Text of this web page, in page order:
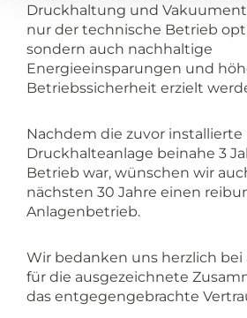
Druckhaltung und
nur der technische Betrieb
sondern auch nachhaltige
Energieeinsparungen und
Betriebssicherheit erzielt
Nachdem die zuvor installierte
Druckhalteanlage beinahe 3
Betrieb war, wünschen wir
nächsten 30 Jahre einen
Anlagenbetrieb.
Wir bedanken uns herzlich
für die ausgezeichnete
das entgegengebrachte